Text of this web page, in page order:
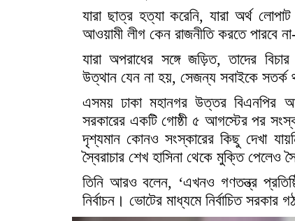
যারা ছাত্র হত্যা করেনি, যারা অর্থ
আওয়ামী লীগ কেন রাজনীতি করতে পারবে
যারা অপরাধের সঙ্গে জড়িত, তাদের
উত্থান যেন না হয়, সেজন্য সবাইকে সতর্ক
এসময় ঢাকা মহানগর উত্তর বিএনপির
সরকারের একটি গোষ্ঠী ৫ আগস্টের পর
দৃশ্যমান কোনও সংস্কারের কিছু দেখা
স্বৈরাচার শেখ হাসিনা থেকে মুক্তি পেলেও
তিনি আরও বলেন, ‘এখনও গণতন্ত্র
নির্বাচন। ভোটের মাধ্যমে নির্বাচিত সরকার